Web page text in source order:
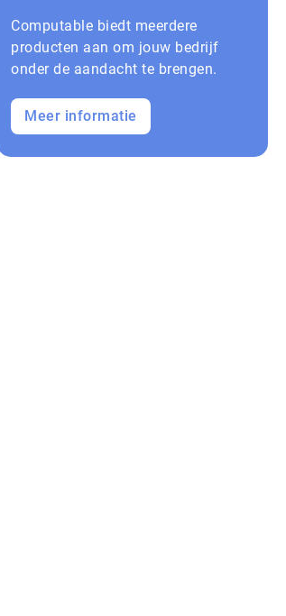
Computable biedt meerdere
producten aan om jouw bedrijf
onder de aandacht te brengen.
Meer informatie